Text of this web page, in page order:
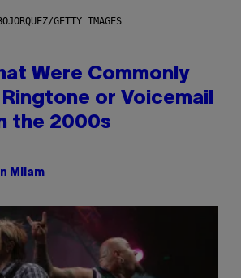
GETTY IMAGES
Were Commonly
or Voicemail
the 2000s
Milam